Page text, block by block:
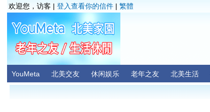
欢迎您，访客 | 登入查看你的信件 | 繁體
YouMeta 北美交友 休闲娱乐 老年之友 北美生活